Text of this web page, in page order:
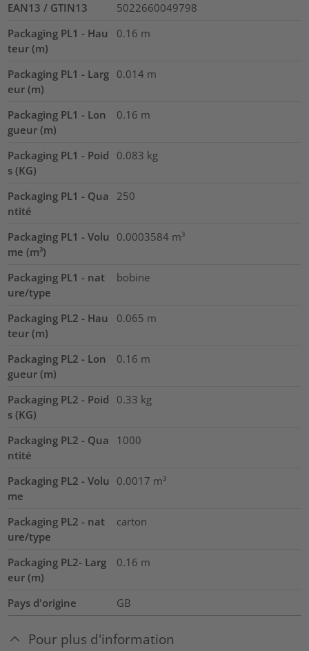
EAN13 / GTIN13
5022660049798
Packaging PL1 - Hau
teur (m)
0.16 m
Packaging PL1 - Larg
eur (m)
0.014 m
Packaging PL1 - Lon
gueur (m)
0.16 m
Packaging PL1 - Poid
s (KG)
0.083 kg
Packaging PL1 - Qua
ntité
250
Packaging PL1 - Volu
me (m³)
0.0003584 m³
Packaging PL1 - nat
ure/type
bobine
Packaging PL2 - Hau
teur (m)
0.065 m
Packaging PL2 - Lon
gueur (m)
0.16 m
Packaging PL2 - Poid
s (KG)
0.33 kg
Packaging PL2 - Qua
ntité
1000
Packaging PL2 - Volu
me
0.0017 m³
Packaging PL2 - nat
ure/type
carton
Packaging PL2- Larg
eur (m)
0.16 m
Pays d'origine GB
Pour plus d'information